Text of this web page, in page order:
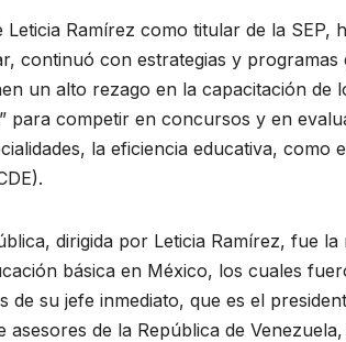
Ramírez como titular de la SEP,
continuó con estrategias y
un alto rezago en la capacitación de
para competir en concursos y en
la eficiencia educativa, como
dirigida por Leticia Ramírez, fue
básica en México, los cuales
de su jefe inmediato, que es el
de la República de